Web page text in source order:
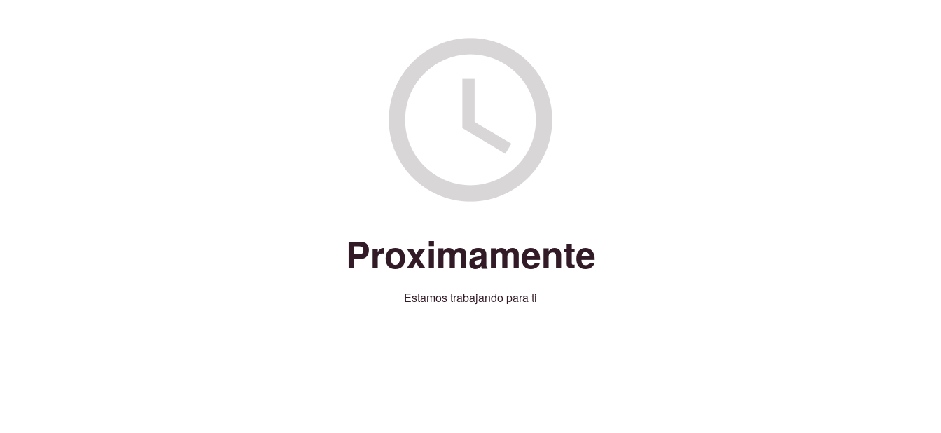
Proximamente
Estamos trabajando para ti